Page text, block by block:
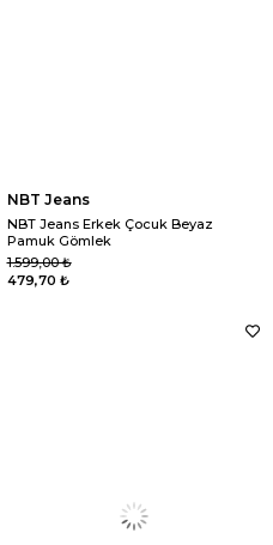
NBT Jeans
NBT Jeans Erkek Çocuk Beyaz
Pamuk Gömlek
479,70 ₺
1.599,00 ₺